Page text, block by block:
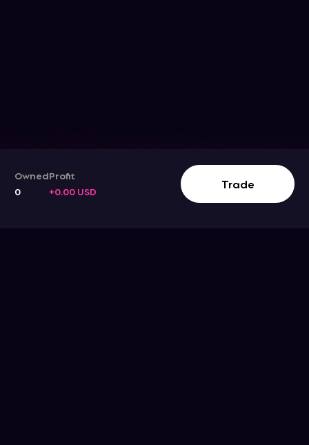
Owned
0
Profit
+0.00 USD Trade
Track The Stock Movement